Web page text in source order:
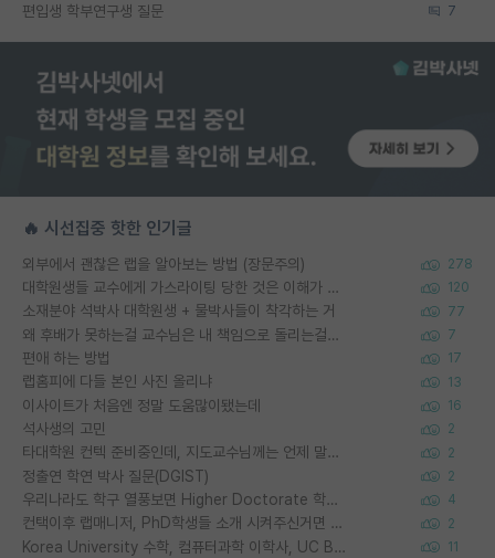
편입생 학부연구생 질문 7
🔥 시선집중 핫한 인기글
외부에서 괜찮은 랩을 알아보는 방법 (장문주의) 278
대학원생들 교수에게 가스라이팅 당한 것은 이해가 갑니다. 안타깝네요. 120
소재분야 석박사 대학원생 + 물박사들이 착각하는 거 77
왜 후배가 못하는걸 교수님은 내 책임으로 돌리는걸까요? 7
편애 하는 방법 17
랩홈피에 다들 본인 사진 올리냐 13
이사이트가 처음엔 정말 도움많이됐는데 16
석사생의 고민 2
타대학원 컨텍 준비중인데, 지도교수님께는 언제 말씀드려야 할까요? 2
정출연 학연 박사 질문(DGIST) 2
우리나라도 학구 열풍보면 Higher Doctorate 학위가 필요하다고 봅니다. 4
컨택이후 랩매니저, PhD학생들 소개 시켜주신거면 거의 컨펌에 가깝나요? 2
Korea University 수학, 컴퓨터과학 이학사, UC Berkeley 산업공학 대학원 공학박사가 되는 것은 쉽지 않겠죠? 11